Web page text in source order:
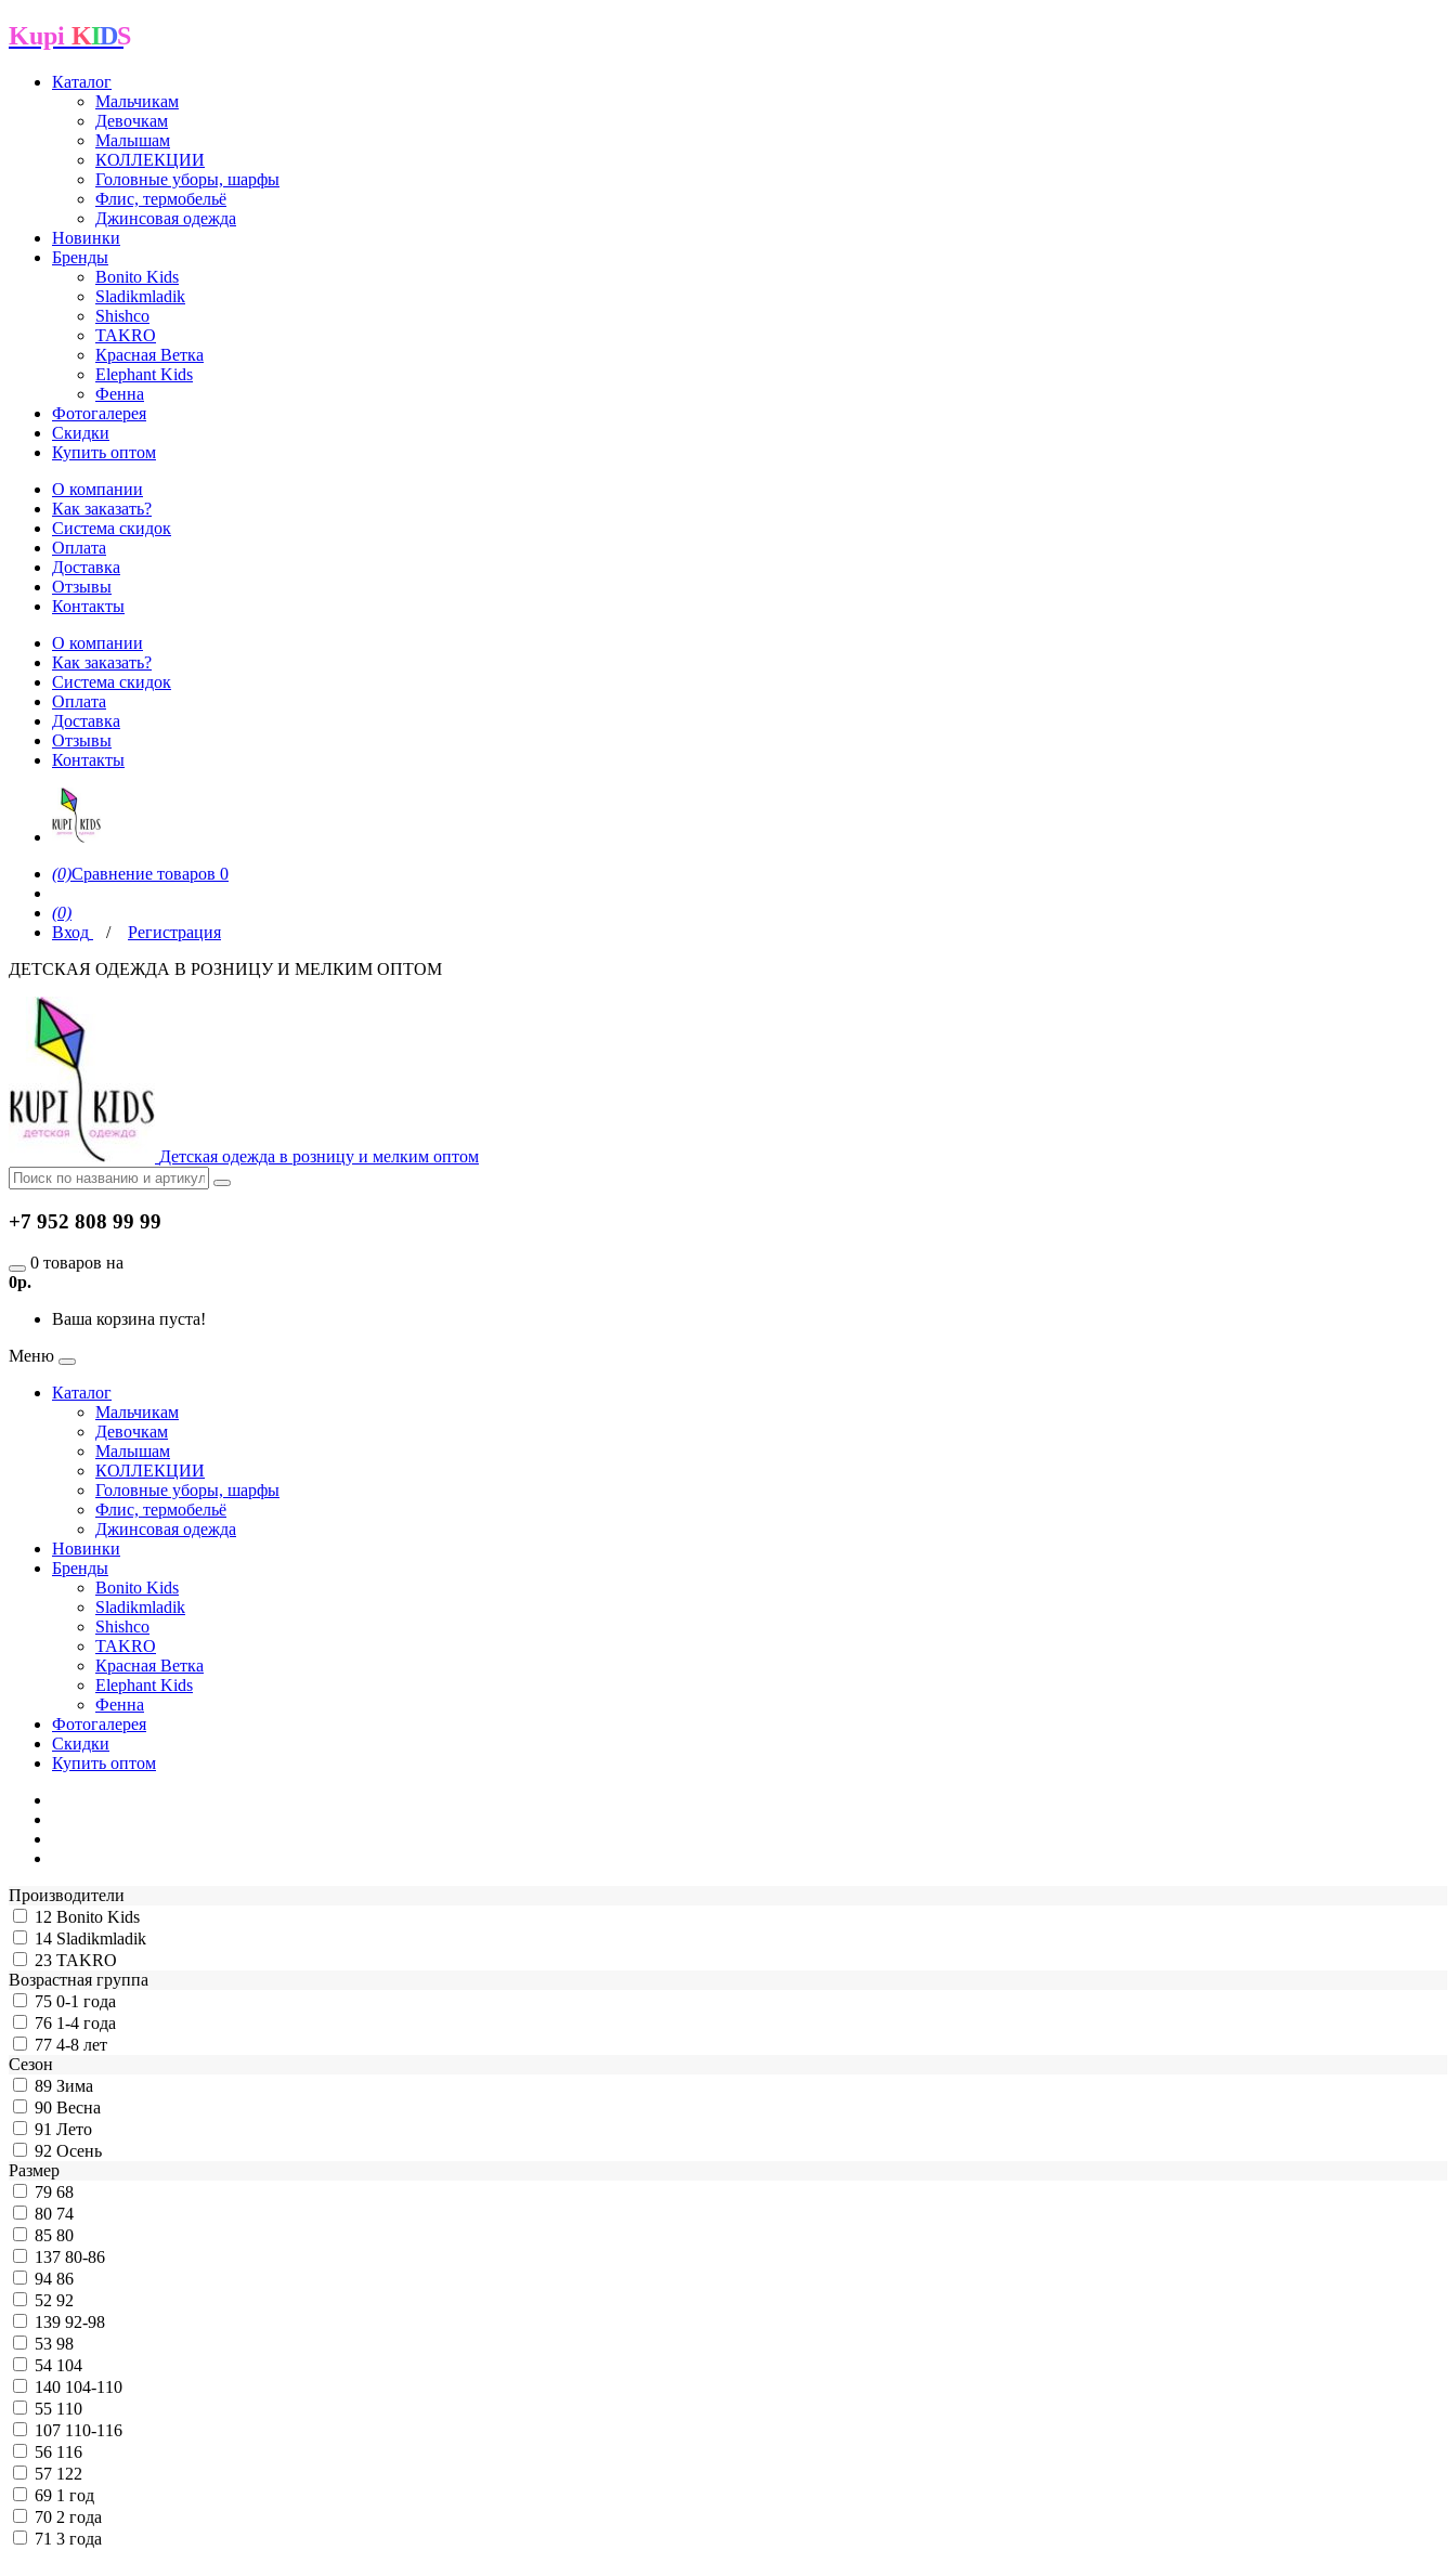
Kupi K I D S
Каталог
Мальчикам
Девочкам
Малышам
КОЛЛЕКЦИИ
Головные уборы, шарфы
Флис, термобельё
Джинсовая одежда
Новинки
Бренды
Bonito Kids
Sladikmladik
Shishco
TAKRO
Красная Ветка
Elephant Kids
Фенна
Фотогалерея
Скидки
Купить оптом
О компании
Как заказать?
Система скидок
Оплата
Доставка
Отзывы
Контакты
О компании
Как заказать?
Система скидок
Оплата
Доставка
Отзывы
Контакты
(0)Сравнение товаров 0
(0)
Вход
/
Регистрация
ДЕТСКАЯ ОДЕЖДА В РОЗНИЦУ И МЕЛКИМ ОПТОМ
Детская одежда в розницу и мелким оптом
+7 952 808 99 99
0 товаров на
0р.
Ваша корзина пуста!
Меню
Каталог
Мальчикам
Девочкам
Малышам
КОЛЛЕКЦИИ
Головные уборы, шарфы
Флис, термобельё
Джинсовая одежда
Новинки
Бренды
Bonito Kids
Sladikmladik
Shishco
TAKRO
Красная Ветка
Elephant Kids
Фенна
Фотогалерея
Скидки
Купить оптом
Производители
12 Bonito Kids
14 Sladikmladik
23 TAKRO
Возрастная группа
75 0-1 года
76 1-4 года
77 4-8 лет
Сезон
89 Зима
90 Весна
91 Лето
92 Осень
Размер
79 68
80 74
85 80
137 80-86
94 86
52 92
139 92-98
53 98
54 104
140 104-110
55 110
107 110-116
56 116
57 122
69 1 год
70 2 года
71 3 года